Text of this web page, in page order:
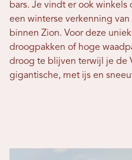
bars. Je vindt er ook
een winterse verkenning
binnen Zion. Voor deze
droogpakken of hoge
droog te blijven terwijl je de
gigantische, met ijs en